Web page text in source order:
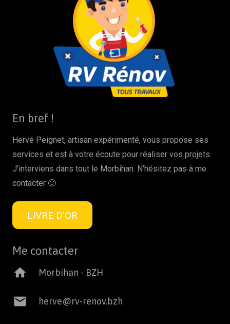
En bref !
Hervé Peignet, artisan expérimenté, vous propose ses
services et est à votre écoute pour réaliser vos projets.
J’interviens dans tout le Morbihan. N’hésitez pas à me
contacter 🙂
LIVRE D’OR
Me contacter
home Morbihan - BZH
mail herve@rv-renov.bzh